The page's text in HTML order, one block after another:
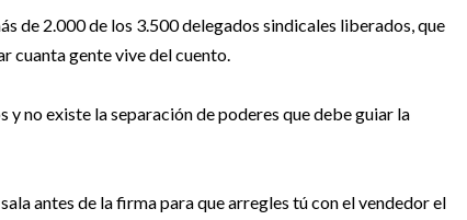
de 2.000 de los 3.500 delegados sindicales liberados, que
cuanta gente vive del cuento.
no existe la separación de poderes que debe guiar la
antes de la firma para que arregles tú con el vendedor el